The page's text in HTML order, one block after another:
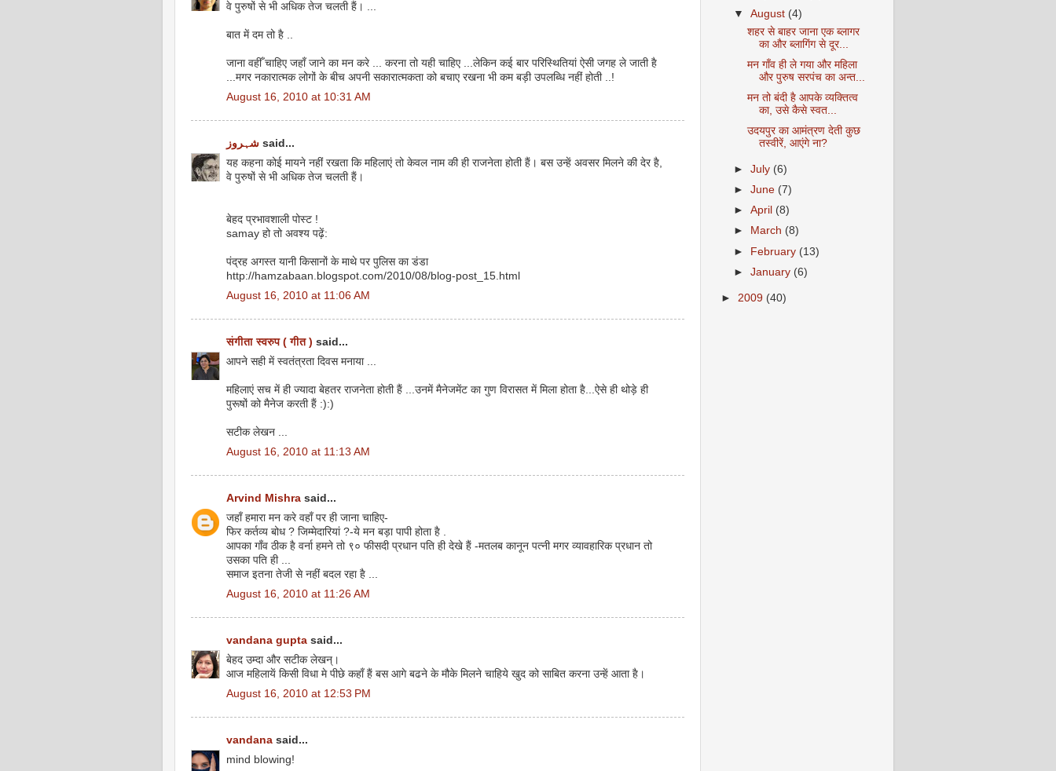
वे पुरुषों से भी अधिक तेज चलती हैं। ...
बात में दम तो है ..
जाना वहीँ चाहिए जहाँ जाने का मन करे ... करना तो यही चाहिए ...लेकिन कई बार परिस्थितियां ऐसी जगह ले जाती है
...मगर नकारात्मक लोगों के बीच अपनी सकारात्मकता को बचाए रखना भी कम बड़ी उपलब्धि नहीं होती ..!
August 16, 2010 at 10:31 AM
شہروز said...
यह कहना कोई मायने नहीं रखता कि महिलाएं तो केवल नाम की ही राजनेता होती हैं। बस उन्‍हें अवसर मिलने की देर है,
वे पुरुषों से भी अधिक तेज चलती हैं।
बेहद प्रभावशाली पोस्ट !
samay हो तो अवश्य पढ़ें:
पंद्रह अगस्त यानी किसानों के माथे पर पुलिस का डंडा
http://hamzabaan.blogspot.com/2010/08/blog-post_15.html
August 16, 2010 at 11:06 AM
संगीता स्वरुप ( गीत ) said...
आपने सही में स्वतंत्रता दिवस मनाया ...
महिलाएं सच में ही ज्यादा बेहतर राजनेता होती हैं ...उनमें मैनेजमेंट का गुण विरासत में मिला होता है...ऐसे ही थोड़े ही
पुरूषों को मैनेज करती हैं :):)
सटीक लेखन ...
August 16, 2010 at 11:13 AM
Arvind Mishra said...
जहाँ हमारा मन करे वहाँ पर ही जाना चाहिए-
फिर कर्तव्य बोध ? जिम्मेदारियां ?-ये मन बड़ा पापी होता है .
आपका गाँव ठीक है वर्ना हमने तो ९० फीसदी प्रधान पति ही देखे हैं -मतलब कानून पत्नी मगर व्यावहारिक प्रधान तो
उसका पति ही ...
समाज इतना तेजी से नहीं बदल रहा है ...
August 16, 2010 at 11:26 AM
vandana gupta said...
बेहद उम्दा और सटीक लेखन्।
आज महिलायें किसी विधा मे पीछे कहाँ हैं बस आगे बढने के मौके मिलने चाहिये खुद को साबित करना उन्हें आता है।
August 16, 2010 at 12:53 PM
vandana said...
mind blowing!
▼August (4)
शहर से बाहर जाना एक ब्‍लागर
का और ब्‍लागिंग से दूर...
मन गाँव ही ले गया और महिला
और पुरुष सरपंच का अन्‍त...
मन तो बंदी है आपके व्‍यक्तित्‍व
का, उसे कैसे स्‍वत...
उदयपुर का आमंत्रण देती कुछ
तस्‍वीरें, आएंगे ना?
►July (6)
►June (7)
►April (8)
►
March (8)
► February (13)
►January (6)
► 2009 (40)